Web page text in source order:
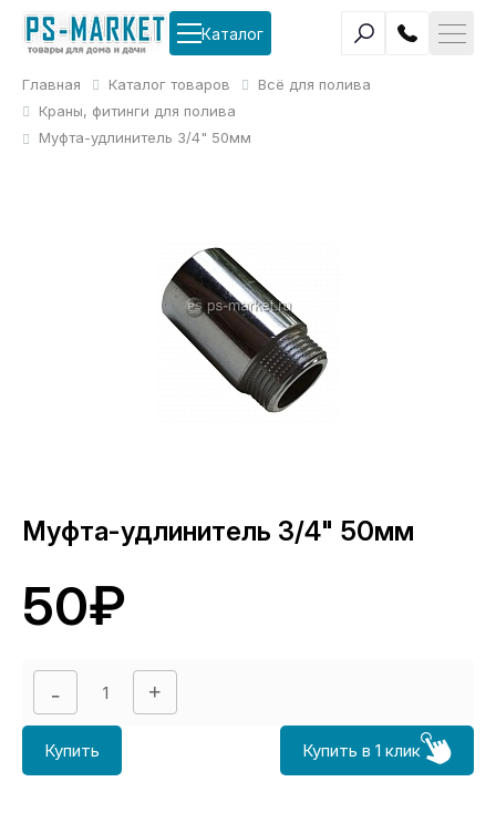
Каталог
Главная Каталог товаров
Всё для полива
Краны, фитинги для полива
Муфта-удлинитель 3/4" 50мм
Муфта-удлинитель 3/4" 50мм
50₽
Купить Купить в 1 клик